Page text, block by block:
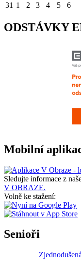
31 1 2 3 4 5 6
ODSTÁVKY
Mobilní
Sledujte informace z
V OBRAZE.
Volně ke stažení:
Senioři